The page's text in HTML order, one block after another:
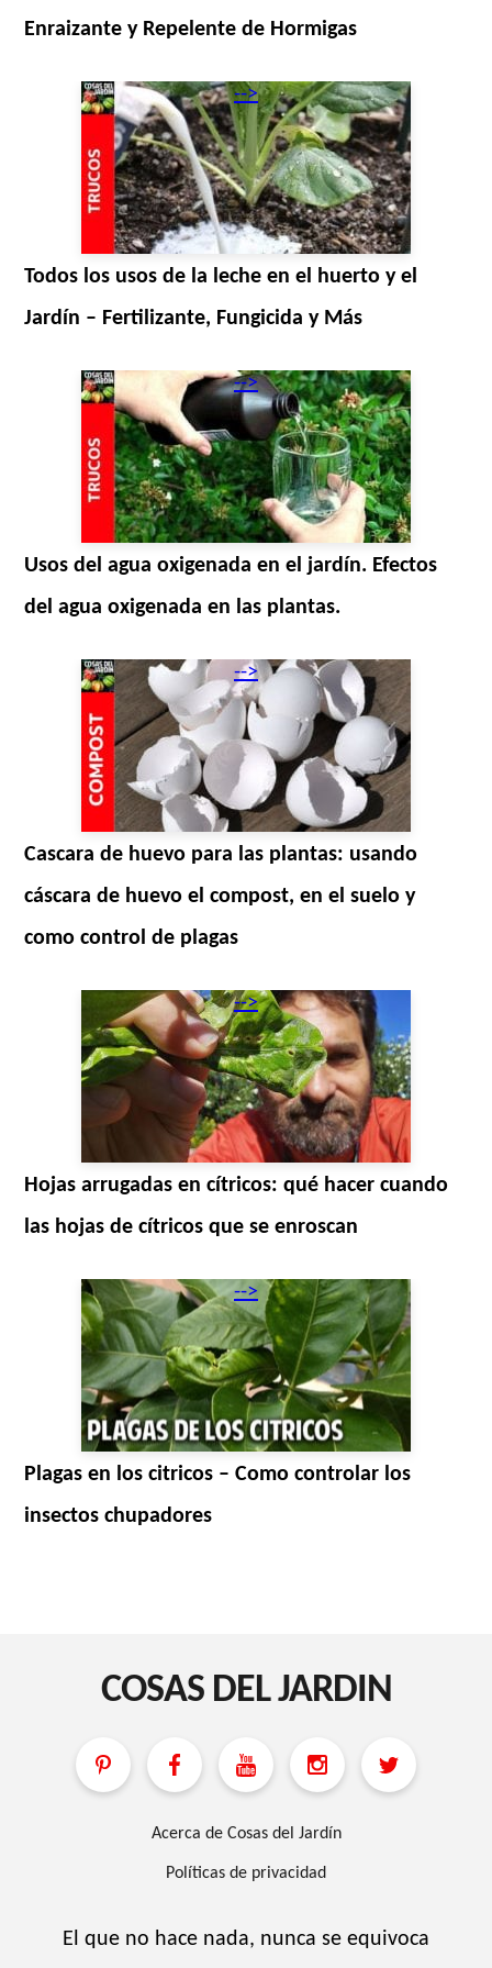
Enraizante y Repelente de Hormigas
-->
Todos los usos de la leche en el huerto y el
Jardín – Fertilizante, Fungicida y Más
-->
Usos del agua oxigenada en el jardín. Efectos
del agua oxigenada en las plantas.
-->
Cascara de huevo para las plantas: usando
cáscara de huevo el compost, en el suelo y
como control de plagas
-->
Hojas arrugadas en cítricos: qué hacer cuando
las hojas de cítricos que se enroscan
-->
Plagas en los citricos – Como controlar los
insectos chupadores
COSAS DEL JARDIN
Acerca de Cosas del Jardín
Políticas de privacidad
El que no hace nada, nunca se equivoca